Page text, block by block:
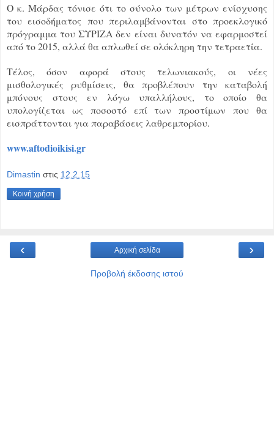
Ο κ. Μάρδας τόνισε ότι το σύνολο των μέτρων ενίσχυσης
του εισοδήματος που περιλαμβάνονται στο προεκλογικό
πρόγραμμα του ΣΥΡΙΖΑ δεν είναι δυνατόν να εφαρμοστεί
από το 2015, αλλά θα απλωθεί σε ολόκληρη την τετραετία.
Τέλος, όσον αφορά στους τελωνιακούς, οι νέες
μισθολογικές ρυθμίσεις, θα προβλέπουν την καταβολή
μπόνους στους εν λόγω υπαλλήλους, το οποίο θα
υπολογίζεται ως ποσοστό επί των προστίμων που θα
εισπράττονται για παραβάσεις λαθρεμπορίου.
www.aftodioikisi.gr
Dimastin στις 12.2.15
Κοινή χρήση
‹ ›
Αρχική σελίδα
Προβολή έκδοσης ιστού